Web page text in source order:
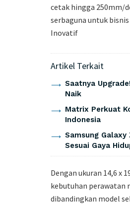
cetak hingga 250mm/
serbaguna untuk
Inovatif
Artikel Terkait
Saatnya
Naik
Matrix Perkuat
Indonesia
Samsung
Sesuai Gaya
Dengan ukuran 14,6 x
kebutuhan perawatan
dibandingkan model